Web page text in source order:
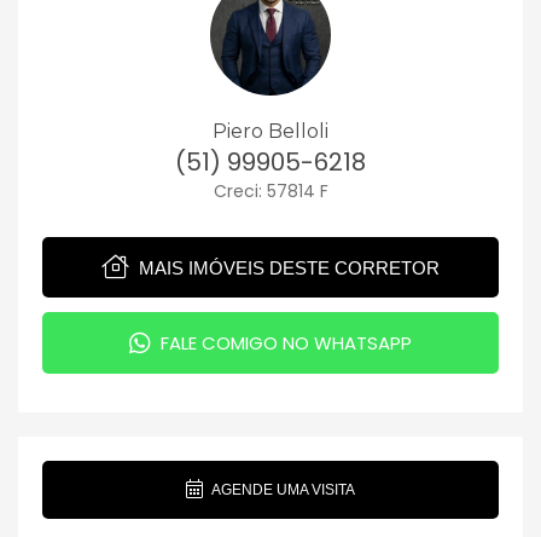
Piero Belloli
(51) 99905-6218
Creci: 57814 F
MAIS IMÓVEIS DESTE CORRETOR
FALE COMIGO NO WHATSAPP
AGENDE UMA VISITA